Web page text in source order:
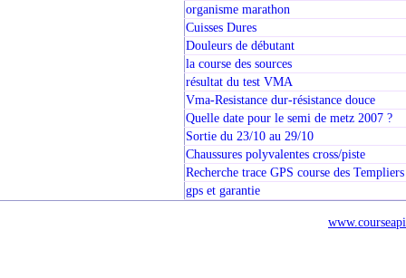
organisme marathon
Cuisses Dures
Douleurs de débutant
la course des sources
résultat du test VMA
Vma-Resistance dur-résistance douce
Quelle date pour le semi de metz 2007 ?
Sortie du 23/10 au 29/10
Chaussures polyvalentes cross/piste
Recherche trace GPS course des Templiers
gps et garantie